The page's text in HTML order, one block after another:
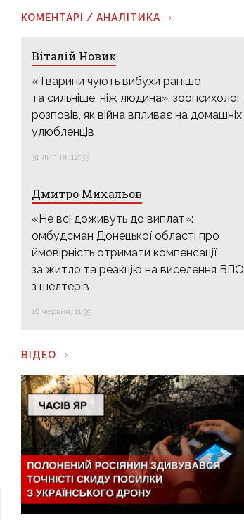
КОМЕНТАРІ / АНАЛІТИКА
Віталій Новик
«Тварини чують вибухи раніше
та сильніше, ніж людина»: зоопсихолог
розповів, як війна впливає на домашніх
улюбленців
31 липня, 12:33
Дмитро Михальов
«Не всі доживуть до виплат»:
омбудсман Донецької області про
ймовірність отримати компенсації
за житло та реакцію на виселення ВПО
з шелтерів
16 червня, 11:39
ВІДЕО